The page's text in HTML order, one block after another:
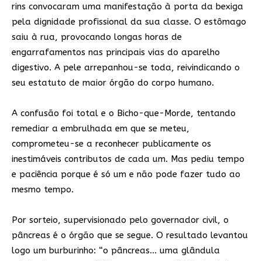
rins convocaram uma manifestação à porta da bexiga
pela dignidade profissional da sua classe. O estômago
saiu à rua, provocando longas horas de
engarrafamentos nas principais vias do aparelho
digestivo. A pele arrepanhou-se toda, reivindicando o
seu estatuto de maior órgão do corpo humano.
A confusão foi total e o Bicho-que-Morde, tentando
remediar a embrulhada em que se meteu,
comprometeu-se a reconhecer publicamente os
inestimáveis contributos de cada um. Mas pediu tempo
e paciência porque é só um e não pode fazer tudo ao
mesmo tempo.
Por sorteio, supervisionado pelo governador civil, o
pâncreas é o órgão que se segue. O resultado levantou
logo um burburinho: “o pâncreas… uma glândula